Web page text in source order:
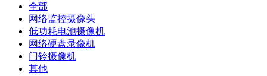
全部
网络监控摄像头
低功耗电池摄像机
网络硬盘录像机
门铃摄像机
其他